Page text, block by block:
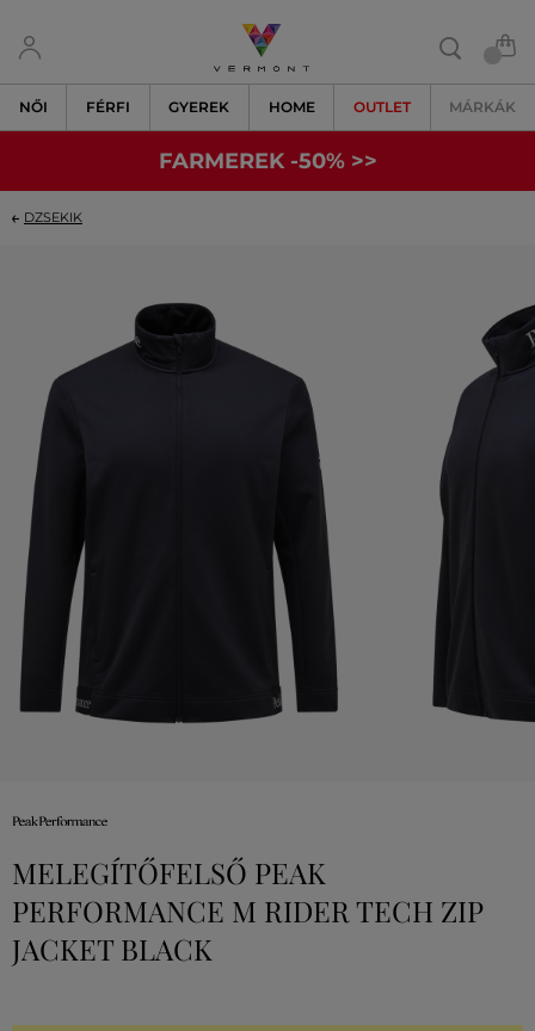
NŐI FÉRFI GYEREK HOME OUTLET MÁRKÁK
FARMEREK -50% >>
DZSEKIK
MELEGÍTŐFELSŐ PEAK
PERFORMANCE M RIDER TECH ZIP
JACKET BLACK